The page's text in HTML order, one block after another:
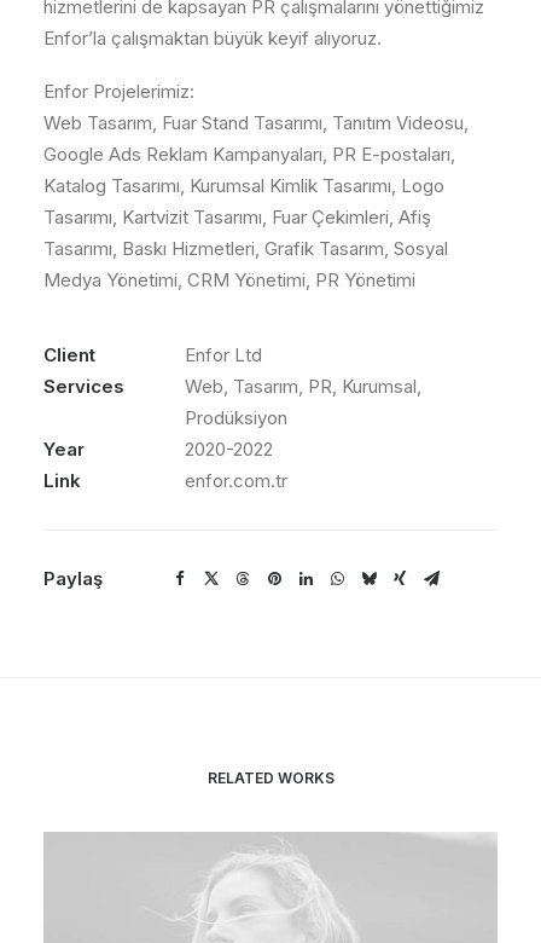
hizmetlerini de kapsayan PR çalışmalarını yönettiğimiz
Enfor’la çalışmaktan büyük keyif alıyoruz.
Enfor Projelerimiz:
Web Tasarım, Fuar Stand Tasarımı, Tanıtım Videosu,
Google Ads Reklam Kampanyaları, PR E-postaları,
Katalog Tasarımı, Kurumsal Kimlik Tasarımı, Logo
Tasarımı, Kartvizit Tasarımı, Fuar Çekimleri, Afiş
Tasarımı, Baskı Hizmetleri, Grafik Tasarım, Sosyal
Medya Yönetimi, CRM Yönetimi, PR Yönetimi
Client
Enfor Ltd
Services
Web, Tasarım, PR, Kurumsal,
Prodüksiyon
Year
2020-2022
Link
enfor.com.tr
Paylaş
RELATED WORKS